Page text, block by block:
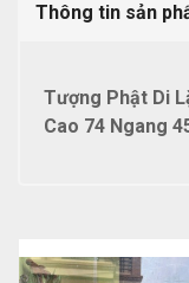
Thông tin sản
Tượng Phật Di
Cao 74 Ngang